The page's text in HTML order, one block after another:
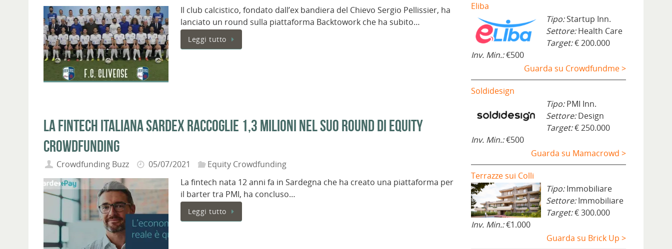
Il club calcistico, fondato dall’ex bandiera del Chievo Sergio Pellissier, ha
lanciato un round sulla piattaforma Backtowork che ha subito…
Leggi tutto
La fintech italiana Sardex raccoglie 1,3 milioni nel suo round di equity
crowdfunding
Crowdfunding Buzz 05/07/2021
Equity Crowdfunding
La fintech nata 12 anni fa in Sardegna che ha creato una piattaforma per
il barter tra PMI, ha concluso…
Leggi tutto
Eliba
Tipo:Startup Inn.
Settore:Health Care
Target:€ 200.000
Inv. Min.:€500
Guarda su Crowdfundme >
Soldidesign
Tipo:PMI Inn.
Settore:Design
Target:€ 250.000
Inv. Min.:€500
Guarda su Mamacrowd >
Terrazze sui Colli
Tipo:Immobiliare
Settore:Immobiliare
Target:€ 300.000
Inv. Min.:€1.000
Guarda su Brick Up >